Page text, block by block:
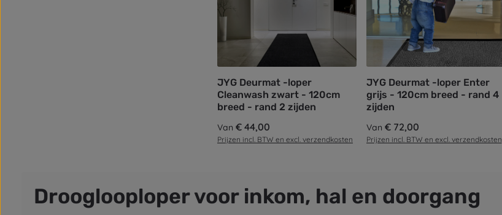
JYG Deurmat -loper
Cleanwash zwart - 120cm
breed - rand 2 zijden
Normale prijs:
Van € 44,00
Prijzen incl. BTW en excl. verzendkosten
JYG Deurmat -loper Enter
grijs - 120cm breed - rand 4
zijden
Normale prijs:
Van € 72,00
Prijzen incl. BTW en excl. verzendkosten
Drooglooploper voor inkom, hal en doorgang